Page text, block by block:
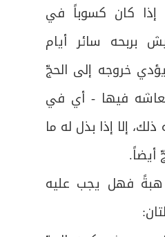
إذا كان كسوباً في
بربحه سائر أيام
خروجه إلى الحجّ
فيها - أي في
إلا إذا بذل له ما
أيضاً.
هبةً فهل يجب عليه
:
والسعي
منى أيام التشريق
أيام التشريق